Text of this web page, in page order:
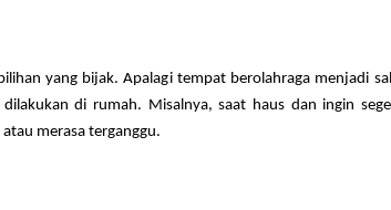
yang bijak. Apalagi tempat berolahraga menjadi
di rumah. Misalnya, saat haus dan ingin
merasa terganggu.